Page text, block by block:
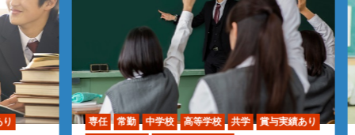
専任 常勤 中学校 高等学校 共学
賞与実績あり
非